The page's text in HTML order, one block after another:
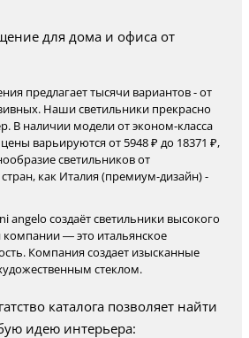
для дома и офиса от
предлагает тысячи вариантов - от
Наши светильники прекрасно
В наличии модели от эконом-класса
варьируются от 5948 ₽ до 18371 ₽,
светильников от
как Италия (премиум-дизайн) -
angelo создаёт светильники высокого
компании — это итальянское
Компания создает изысканные
стеклом.
каталога позволяет найти
идею интерьера: